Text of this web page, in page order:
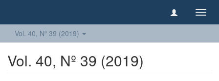
Vol. 40, Nº 39 (2019)
Vol. 40, Nº 39 (2019)